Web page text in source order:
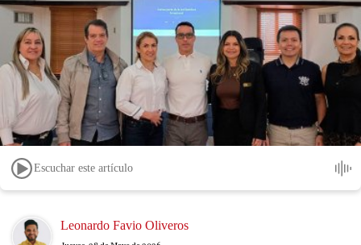
Escuchar este artículo
Image Leonardo Favio Oliveros